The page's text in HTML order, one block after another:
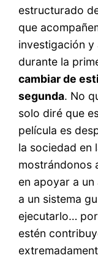
estructurado
que
investigación y
durante la
cambiar de
segunda. No
solo diré que
película es
la sociedad en
mostrándonos
en apoyar a un
a un sistema
ejecutarlo…
estén